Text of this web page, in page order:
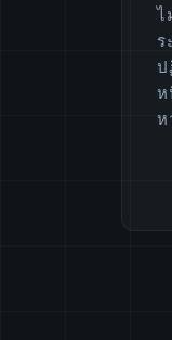
ไ
ร
ป
ห
ห